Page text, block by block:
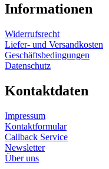
Informationen
Widerrufsrecht
Liefer- und Versandkosten
Geschäftsbedingungen
Datenschutz
Kontaktdaten
Impressum
Kontaktformular
Callback Service
Newsletter
Über uns